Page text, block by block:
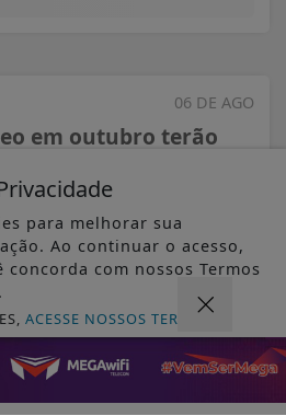
06 DE AGO
em outubro terão
para melhorar sua
Ao continuar o acesso,
concorda com nossos Termos
ACESSE NOSSOS TERMOS